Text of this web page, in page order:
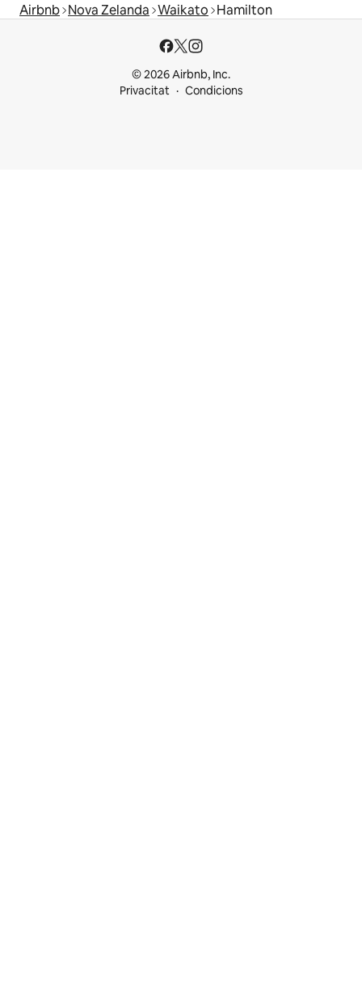
Airbnb Nova Zelanda Waikato Hamilton
© 2026 Airbnb, Inc.
Privacitat
Condicions